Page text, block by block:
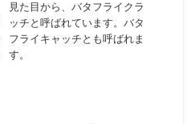
見た目から、バタフライクラ
ッチと呼ばれています。バタ
フライキャッチとも呼ばれま
す。